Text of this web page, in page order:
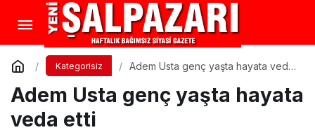
Kategorisiz
Adem Usta genç yaşta hayata veda
Adem Usta genç yaşta hayata
veda etti